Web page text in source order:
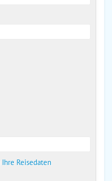
Reisedaten